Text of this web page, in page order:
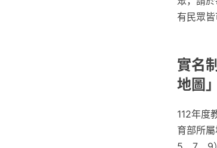
有民眾
實名
地圖
112年度
育部所